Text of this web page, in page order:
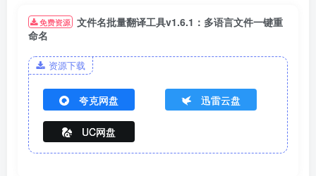
免费资源 文件名批量翻译工具v1.6.1：多语言文件一键重
命名
资源下载
夸克网盘 迅雷云盘
UC网盘